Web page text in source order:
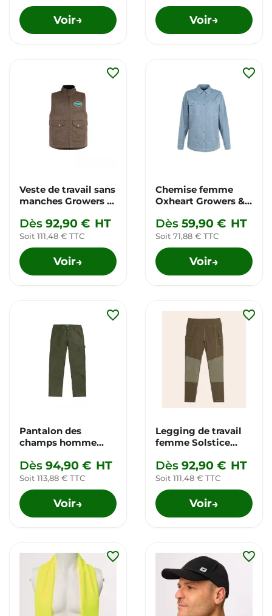
Voir→ Voir→
Veste de travail sans
manches Growers &
Dès 92,90 € HT
Soit 111,48 € TTC
Voir→
favorite_border
Chemise femme
Oxheart Growers &
Dès 59,90 € HT
Soit 71,88 € TTC
Voir→
favorite_border
Pantalon des
champs homme
Co.
Dès 94,90 € HT
Soit 113,88 € TTC
Voir→
favorite_border
Legging de travail
femme Solstice
Dès 92,90 € HT
Soit 111,48 € TTC
Voir→
favorite_border
favorite_border favorite_border